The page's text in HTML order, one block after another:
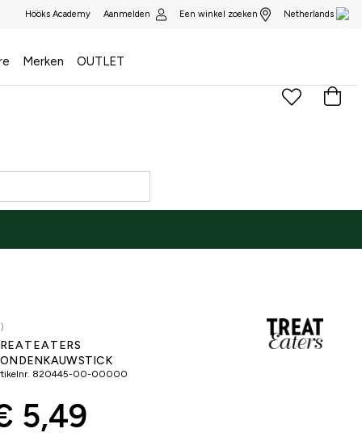
Hööks Academy Aanmelden Een winkel zoeken Netherlands
Merken OUTLET
820445-00-00000
5,49